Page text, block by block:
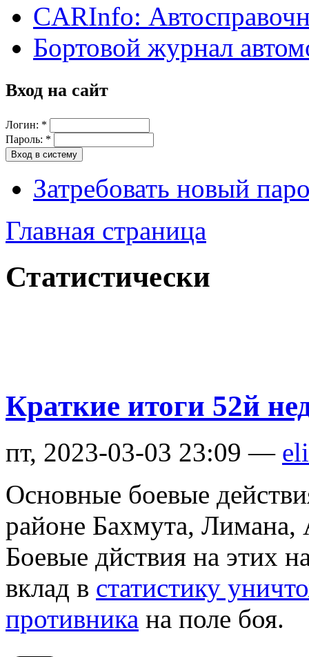
CARInfo:
Бортовой журнал
Вход на сайт
Логин: *
Пароль: *
Затребовать новый
Главная страница
Статистически
Краткие итоги 52й
пт, 2023-03-03 23:09 —
Основные боевые
районе Бахмута, Лимана,
Боевые дйствия на этих
вклад в статистику
противника на поле боя.